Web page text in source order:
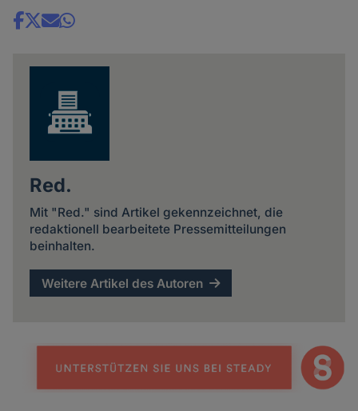
Share
Red.
Mit "Red." sind Artikel gekennzeichnet, die
redaktionell bearbeitete Pressemitteilungen
beinhalten.
Weitere Artikel des Autoren